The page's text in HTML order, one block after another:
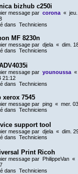
bizhub c250i
message par corona «
dans Techniciens
MF 8230n
message par djela « dim.
dans Techniciens
message par younoussa «
21:12
dans Techniciens
xerox 7545
message par ping « mer.
dans Techniciens
support tool
message par djela « dim.
dans Techniciens
Print Ricoh
message par PhilippeVan «
dans Techniciens